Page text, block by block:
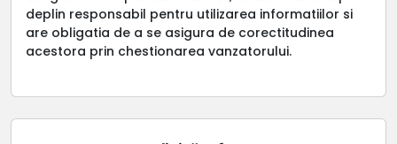
deplin responsabil pentru utilizarea informatiilor si
are obligatia de a se asigura de corectitudinea
acestora prin chestionarea vanzatorului.